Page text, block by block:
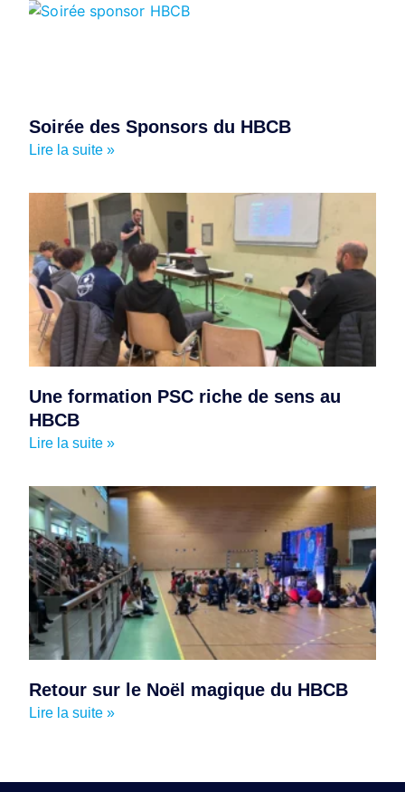
Soirée des Sponsors du HBCB
Lire la suite »
Une formation PSC riche de sens au
HBCB
Lire la suite »
Retour sur le Noël magique du HBCB
Lire la suite »